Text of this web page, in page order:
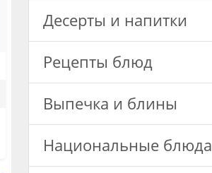
Десерты и напитки
Рецепты блюд
Выпечка и блины
Национальные блюда